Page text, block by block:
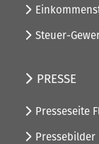
Steuer-
PRESSE
Presseseite
Pressebilder